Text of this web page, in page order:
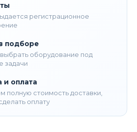
регистрационное
подборе
оборудование под
задачи
и оплата
полную стоимость доставки,
оплату